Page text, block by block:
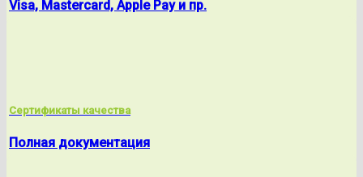
Visa, Mastercard, Apple Pay и пр.
Сертификаты качества
Полная документация